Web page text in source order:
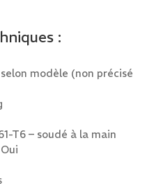
:
modèle (non précisé
T6 – soudé à la main